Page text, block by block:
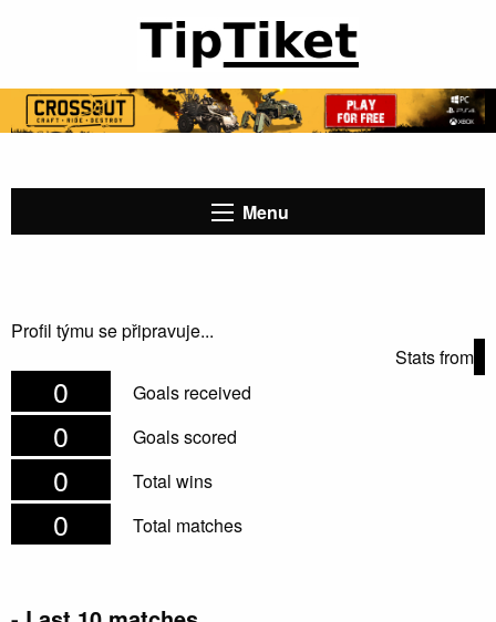
Menu
Profil týmu se připravuje...
Stats from
0 Goals received
0 Goals scored
0 Total wins
0 Total matches